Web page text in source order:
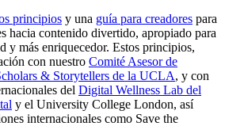
principios y una guía para creadores para
hacia contenido divertido, apropiado para
y más enriquecedor. Estos principios,
con nuestro Comité Asesor de
& Storytellers de la UCLA, y con
del Digital Wellness Lab del
y el University College London, así
internacionales como Save the